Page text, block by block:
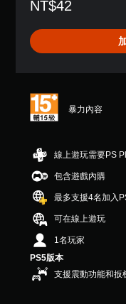
分
4
.
（
分
顆
星
）
，
共
3
則
評
分
NT$42
暴力內容
線上遊玩需要PS
包含遊戲內購
最多支援4名加入
可在線上遊玩
1名玩家
PS5版本
支援震動功能和扳